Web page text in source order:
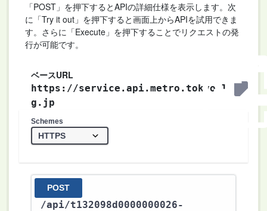
「POST」を押下するとAPIの詳細仕様を表示します。次
に「Try it out」を押下すると画面上からAPIを試用できま
す。さらに「Execute」を押下することでリクエストの発
行が可能です。
ベースURL
https://service.api.metro.tokyo.l
g.jp
Schemes
POST
/api/t132098d0000000026-